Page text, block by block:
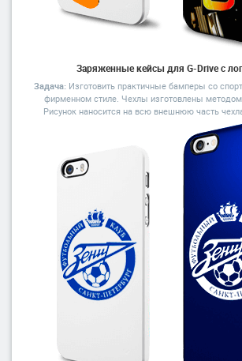
Лазерная гравировка
Подойдет для печати логотипов и текста
Высокая детализация, точное
Возможность работы на различной глубине
Доступна гравировка на металлических
Доступно круговое нанесение
При заказе тиража от 100 000 ₽
Заряженные кейсы для G-Drive с
Задача:Изготовить практичные бамперы со
фирменном стиле. Чехлы изготовлены
Рисунок наносится на всю внешнюю часть